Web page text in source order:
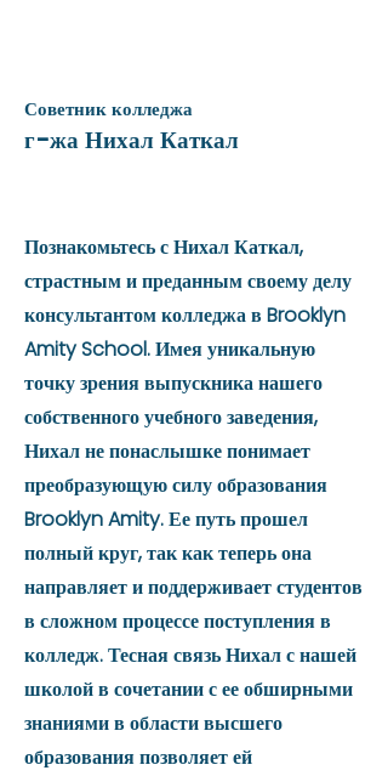
Советник колледжа
г-жа Нихал Каткал
Познакомьтесь с Нихал Каткал,
страстным и преданным своему делу
консультантом колледжа в Brooklyn
Amity School. Имея уникальную
точку зрения выпускника нашего
собственного учебного заведения,
Нихал не понаслышке понимает
преобразующую силу образования
Brooklyn Amity. Ее путь прошел
полный круг, так как теперь она
направляет и поддерживает студентов
в сложном процессе поступления в
колледж. Тесная связь Нихал с нашей
школой в сочетании с ее обширными
знаниями в области высшего
образования позволяет ей